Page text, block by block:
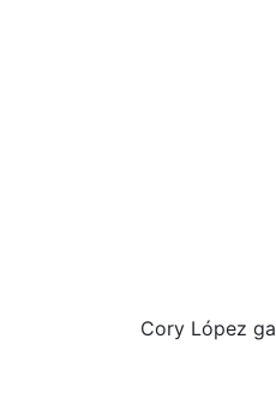
Cory López